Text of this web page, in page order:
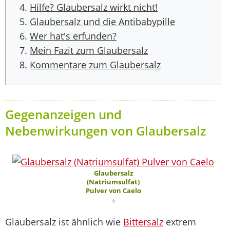
Hilfe? Glaubersalz wirkt nicht!
Glaubersalz und die Antibabypille
Wer hat's erfunden?
Mein Fazit zum Glaubersalz
Kommentare zum Glaubersalz
Gegenanzeigen und
Nebenwirkungen von Glaubersalz
Glaubersalz
(Natriumsulfat)
Pulver von Caelo
*
Glaubersalz ist ähnlich wie Bittersalz extrem